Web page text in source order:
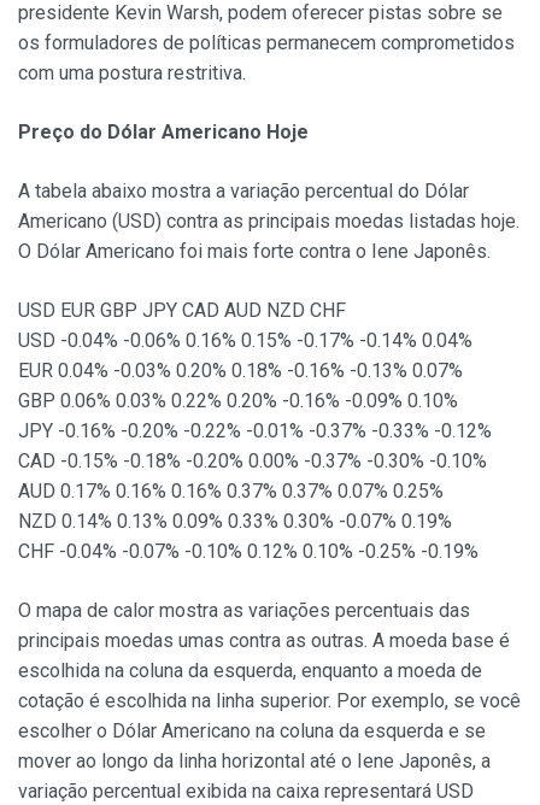
presidente Kevin Warsh, podem oferecer pistas sobre se
os formuladores de políticas permanecem comprometidos
com uma postura restritiva.
Preço do Dólar Americano Hoje
A tabela abaixo mostra a variação percentual do Dólar
Americano (USD) contra as principais moedas listadas hoje.
O Dólar Americano foi mais forte contra o Iene Japonês.
USD EUR GBP JPY CAD AUD NZD CHF
USD -0.04% -0.06% 0.16% 0.15% -0.17% -0.14% 0.04%
EUR 0.04% -0.03% 0.20% 0.18% -0.16% -0.13% 0.07%
GBP 0.06% 0.03% 0.22% 0.20% -0.16% -0.09% 0.10%
JPY -0.16% -0.20% -0.22% -0.01% -0.37% -0.33% -0.12%
CAD -0.15% -0.18% -0.20% 0.00% -0.37% -0.30% -0.10%
AUD 0.17% 0.16% 0.16% 0.37% 0.37% 0.07% 0.25%
NZD 0.14% 0.13% 0.09% 0.33% 0.30% -0.07% 0.19%
CHF -0.04% -0.07% -0.10% 0.12% 0.10% -0.25% -0.19%
O mapa de calor mostra as variações percentuais das
principais moedas umas contra as outras. A moeda base é
escolhida na coluna da esquerda, enquanto a moeda de
cotação é escolhida na linha superior. Por exemplo, se você
escolher o Dólar Americano na coluna da esquerda e se
mover ao longo da linha horizontal até o Iene Japonês, a
variação percentual exibida na caixa representará USD